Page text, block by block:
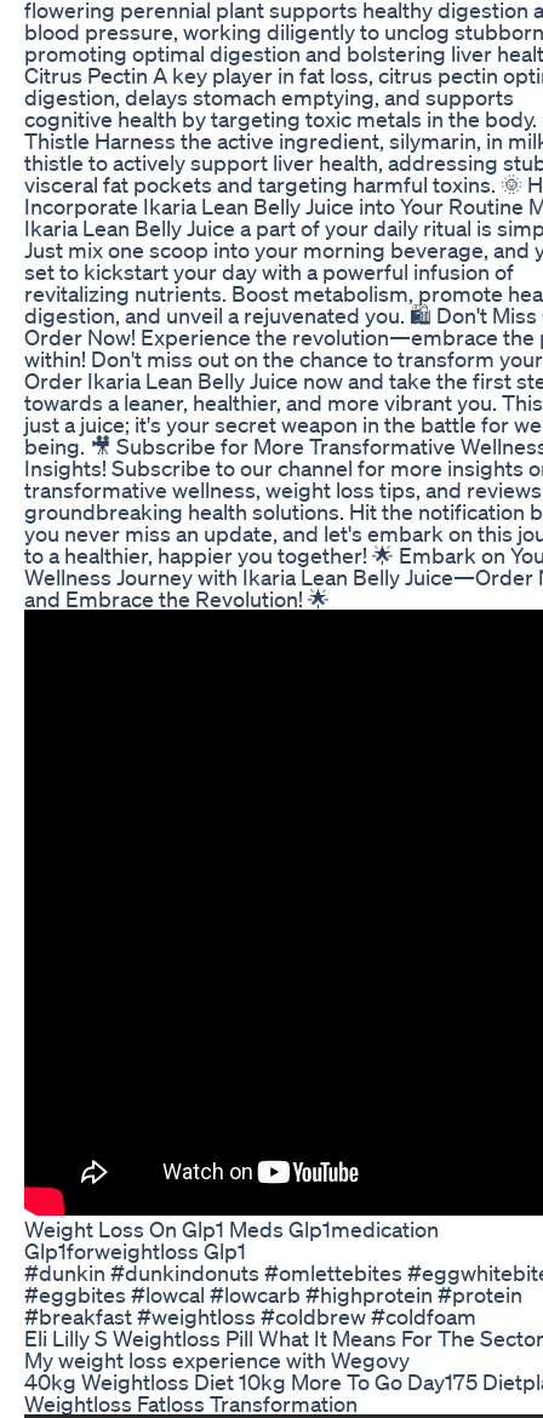
flowering perennial plant supports healthy digestion
blood pressure, working diligently to unclog
promoting optimal digestion and bolstering liver
Citrus Pectin A key player in fat loss, citrus pectin
digestion, delays stomach emptying, and supports
cognitive health by targeting toxic metals in the body.
Thistle Harness the active ingredient, silymarin, in
thistle to actively support liver health, addressing
visceral fat pockets and targeting harmful toxins. 🌞
Incorporate Ikaria Lean Belly Juice into Your Routine
Ikaria Lean Belly Juice a part of your daily ritual is
Just mix one scoop into your morning beverage, and
set to kickstart your day with a powerful infusion of
revitalizing nutrients. Boost metabolism, promote
digestion, and unveil a rejuvenated you. 🛍️ Don't
Order Now! Experience the revolution—embrace the
within! Don't miss out on the chance to transform
Order Ikaria Lean Belly Juice now and take the first
towards a leaner, healthier, and more vibrant you.
just a juice; it's your secret weapon in the battle for
being. 🎥 Subscribe for More Transformative
Insights! Subscribe to our channel for more insights
transformative wellness, weight loss tips, and
groundbreaking health solutions. Hit the notification
you never miss an update, and let's embark on this
to a healthier, happier you together! 🌟 Embark on
Wellness Journey with Ikaria Lean Belly Juice—Order
and Embrace the Revolution! 🌟
Weight Loss On Glp1 Meds Glp1medication
Glp1forweightloss Glp1
#dunkin #dunkindonuts #omlettebites
#eggbites #lowcal #lowcarb #highprotein #protein
#breakfast #weightloss #coldbrew #coldfoam
Eli Lilly S Weightloss Pill What It Means For The Sector
My weight loss experience with Wegovy
40kg Weightloss Diet 10kg More To Go Day175
Weightloss Fatloss Transformation